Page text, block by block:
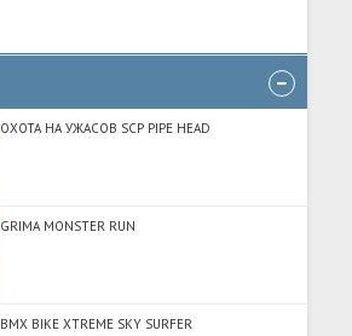
ОХОТА НА УЖАСОВ SCP PIPE HEAD
GRIMA MONSTER RUN
BMX BIKE XTREME SKY SURFER